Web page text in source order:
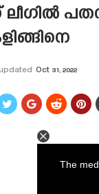
ലീഗിൽ
Oct 31, 2022
The